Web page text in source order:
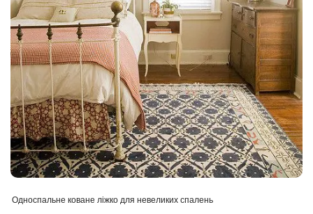
Односпальне коване ліжко для невеликих спалень